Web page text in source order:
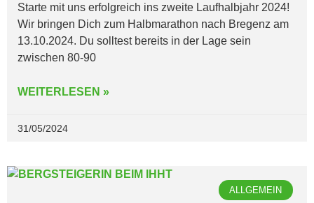
Starte mit uns erfolgreich ins zweite Laufhalbjahr 2024!
Wir bringen Dich zum Halbmarathon nach Bregenz am
13.10.2024. Du solltest bereits in der Lage sein
zwischen 80-90
WEITERLESEN »
31/05/2024
ALLGEMEIN